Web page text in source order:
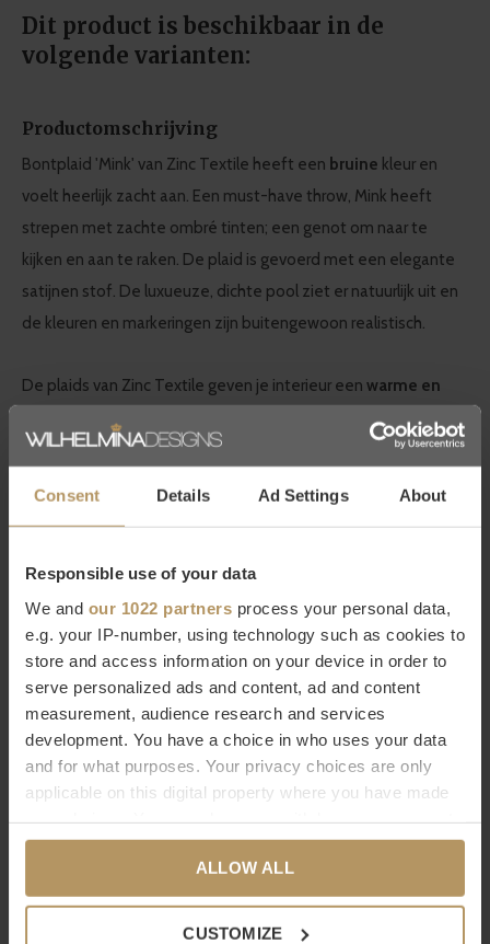
Consent Details Ad Settings About
Responsible use of your data
We and our 1022 partners process your personal data,
e.g. your IP-number, using technology such as cookies to
store and access information on your device in order to
serve personalized ads and content, ad and content
measurement, audience research and services
development. You have a choice in who uses your data
and for what purposes. Your privacy choices are only
applicable on this digital property where you have made
any time from the Cookie Declaration or by clicking on
the Privacy trigger icon.
If you allow, we would also like to:
ALLOW ALL
CUSTOMIZE
Dit product is beschikbaar in de
volgende varianten:
Productomschrijving
Bontplaid 'Mink' van Zinc Textile heeft een bruine kleur en
voelt heerlijk zacht aan. Een must-have throw, Mink heeft
strepen met zachte ombré tinten; een genot om naar te
kijken en aan te raken. De plaid is gevoerd met een elegante
satijnen stof. De luxueuze, dichte pool ziet er natuurlijk uit en
de kleuren en markeringen zijn buitengewoon realistisch.
De plaids van Zinc Textile geven je interieur een warme en
, perfect voor de koudere maanden.
Bontplaid 'Mink' heeft een luxe uitstraling en past mooi in een
Imitatiebont van Zinc Textile
Wil je meer weten over Zinc Textile of ben je op zoek naar een specifiek product? Neem
dan contact op met onzeklantenservice.Direct bestellen kan natuurlijk ook, gebruik
hiervoor de bestelknop, het duurt slechts 2 minuten. Ben je niet helemaal tevreden met
Specificaties
Merk
Zinc Textile
Materiaal
Verzendmethode
Pakketpost